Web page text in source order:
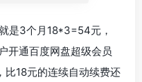
是3个月18*3=54元，
开通百度网盘超级会员
比18元的连续自动续费还